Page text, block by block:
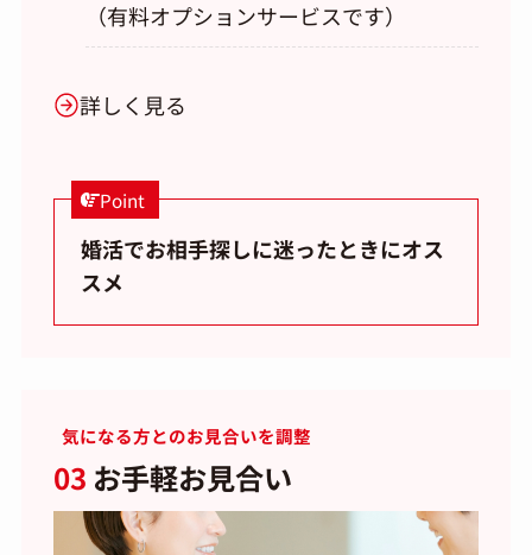
（有料オプションサービスです）
詳しく見る
Point
婚活でお相手探しに迷ったときにオス
スメ
気になる方とのお見合いを調整
03 お手軽お見合い